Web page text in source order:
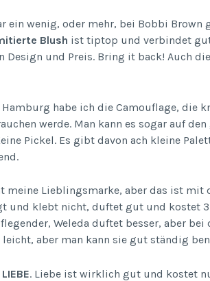
ein wenig, oder mehr, bei Bobbi
Blush ist tiptop und verbindet
Design und Preis. Bring it back! Auch
Hamburg habe ich die Camouflage, die
werde. Man kann es sogar auf
Pickel. Es gibt davon ach kleine
meine Lieblingsmarke, aber das ist mit
und klebt nicht, duftet gut und kostet 3
Weleda duftet besser, aber
leicht, aber man kann sie gut ständig
LIEBE. Liebe ist wirklich gut und kostet